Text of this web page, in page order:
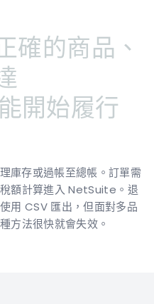
確的商品、
開始履行
庫存或過帳至總帳。訂單需
額計算進入 NetSuite。退
用 CSV 匯出，但面對多品
方法很快就會失效。